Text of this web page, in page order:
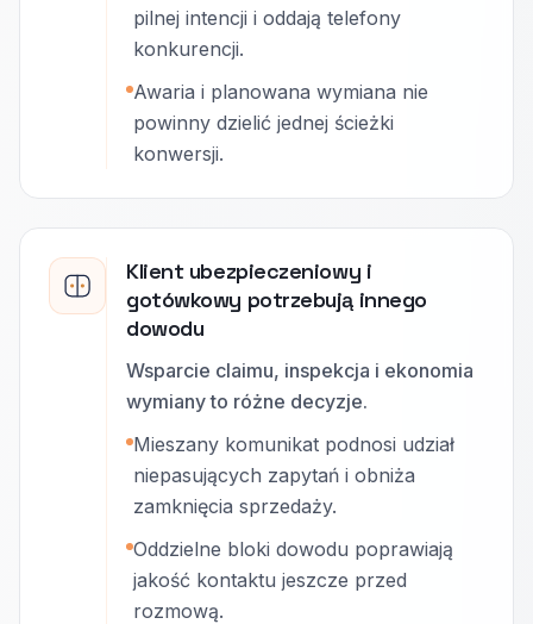
pilnej intencji i oddają telefony
konkurencji.
Awaria i planowana wymiana nie
powinny dzielić jednej ścieżki
konwersji.
Klient ubezpieczeniowy i
gotówkowy potrzebują innego
dowodu
Wsparcie claimu, inspekcja i ekonomia
wymiany to różne decyzje.
Mieszany komunikat podnosi udział
niepasujących zapytań i obniża
zamknięcia sprzedaży.
Oddzielne bloki dowodu poprawiają
jakość kontaktu jeszcze przed
rozmową.